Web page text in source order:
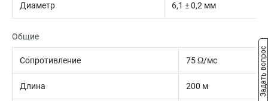
Диаметр 6,1 ± 0,2 мм
Общие
Сопротивление 75 Ω/мс
Длина 200 м Задать вопрос